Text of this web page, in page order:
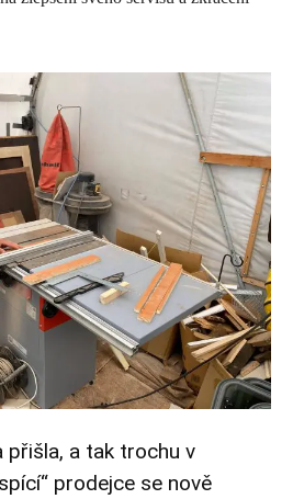
přišla, a tak trochu v
prodejce se nově